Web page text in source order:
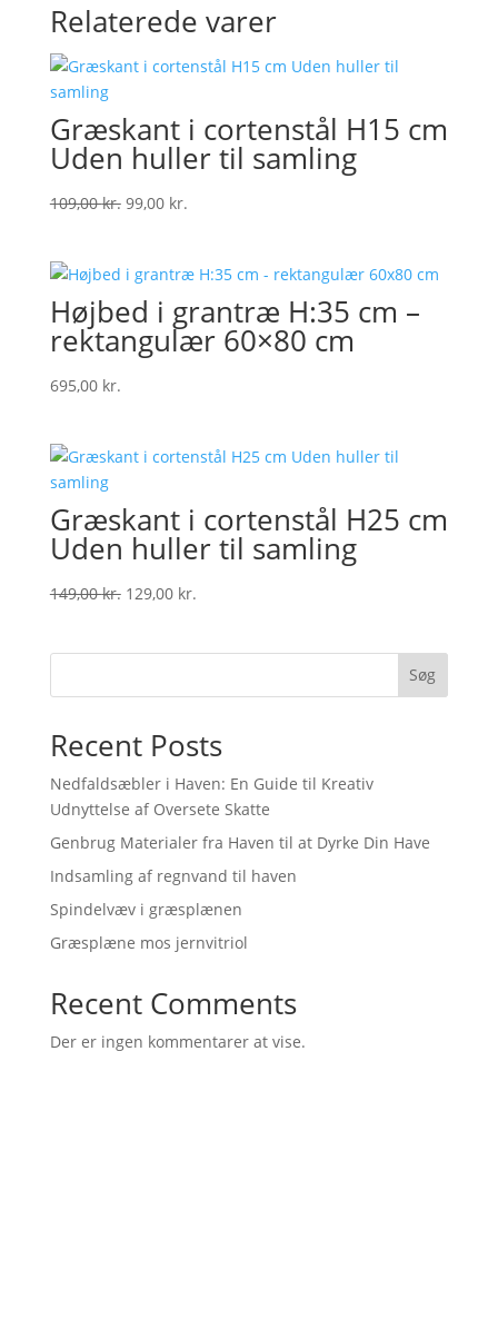
Relaterede varer
Græskant i cortenstål H15 cm
Uden huller til samling
109,00kr. Original
109,00 kr..
99,00 kr.Current
99,00 kr..
Højbed i grantræ H:35 cm –
rektangulær 60×80 cm
695,00 kr.
Græskant i cortenstål H25 cm
Uden huller til samling
149,00kr. Original
129,00 kr.Current
Søg
Recent Posts
Nedfaldsæbler i Haven: En Guide til Kreativ
Udnyttelse af Oversete Skatte
Genbrug Materialer fra Haven til at Dyrke Din Have
Indsamling af regnvand til haven
Spindelvæv i græsplænen
Græsplæne mos jernvitriol
Recent Comments
Der er ingen kommentarer at vise.